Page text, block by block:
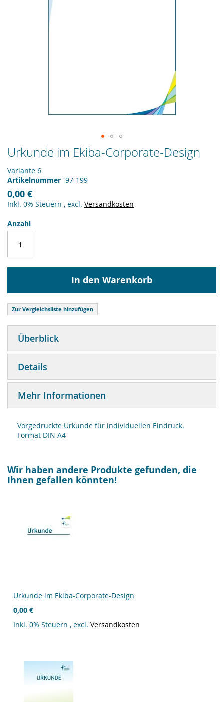
Urkunde im Ekiba-Corporate-Design
Variante 6
Artikelnummer 97-199
0,00 €
Inkl. 0% Steuern , excl. Versandkosten
Anzahl
In den Warenkorb
Zur Vergleichsliste hinzufügen
Zum
Anfang
der
Bildergalerie
springen
Überblick
Details
Mehr Informationen
Vorgedruckte Urkunde für individuellen Eindruck.
Format DIN A4
Wir haben andere Produkte gefunden, die
Ihnen gefallen könnten!
Urkunde im Ekiba-Corporate-Design
0,00 €
Inkl. 0% Steuern , excl. Versandkosten